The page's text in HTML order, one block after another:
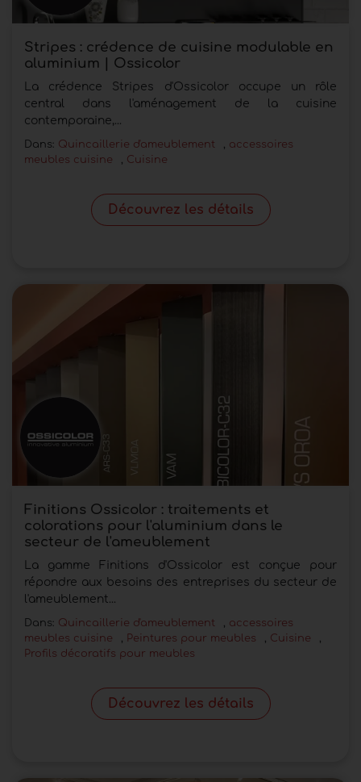
Stripes : crédence de cuisine modulable en
aluminium | Ossicolor
La crédence Stripes d'Ossicolor occupe un rôle
central dans l'aménagement de la cuisine
contemporaine,...
Dans: Quincaillerie d'ameublement
accessoires
meubles cuisine
Cuisine
Découvrez les détails
Finitions Ossicolor : traitements et
colorations pour l'aluminium dans le
secteur de l'ameublement
La gamme Finitions d'Ossicolor est conçue pour
répondre aux besoins des entreprises du secteur de
l'ameublement...
Dans: Quincaillerie d'ameublement
accessoires
meubles cuisine
Peintures pour meubles Cuisine
Profils décoratifs pour meubles
Découvrez les détails